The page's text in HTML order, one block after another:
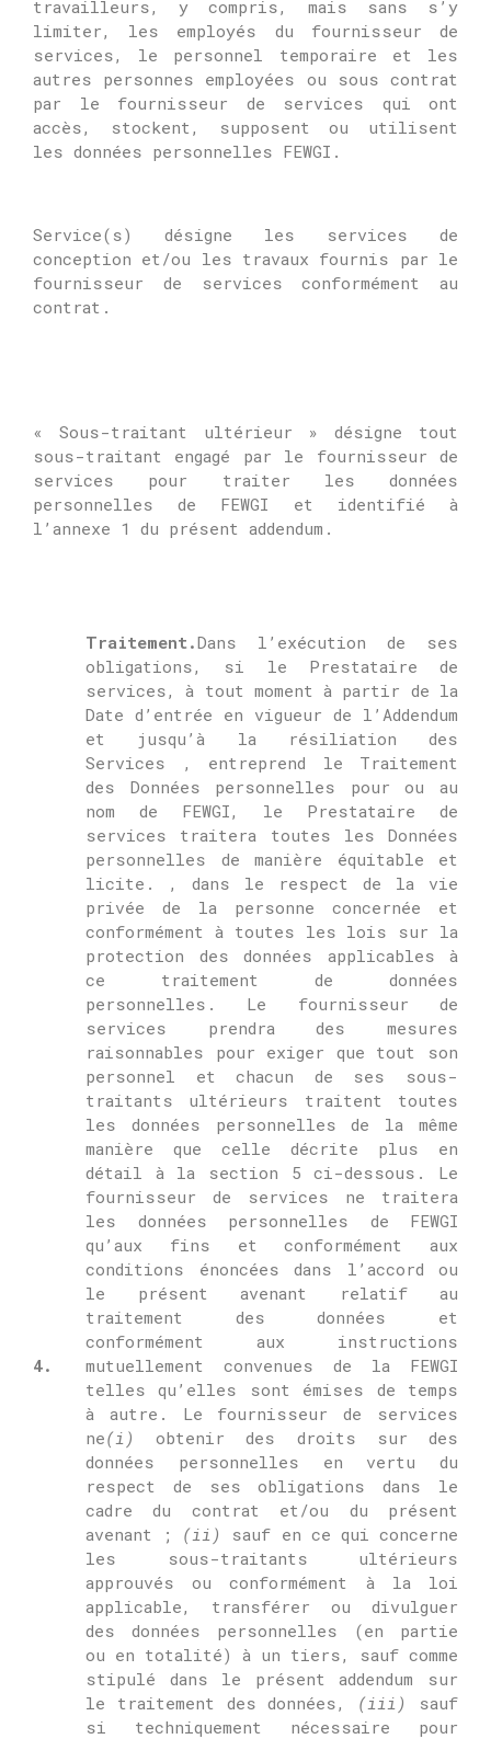
travailleurs, y compris, mais sans s’y
limiter, les employés du fournisseur de
services, le personnel temporaire et les
autres personnes employées ou sous contrat
par le fournisseur de services qui ont
accès, stockent, supposent ou utilisent
les données personnelles FEWGI.
Service(s) désigne les services de
conception et/ou les travaux fournis par le
fournisseur de services conformément au
contrat.
« Sous-traitant ultérieur » désigne tout
sous-traitant engagé par le fournisseur de
services pour traiter les données
personnelles de FEWGI et identifié à
l’annexe 1 du présent addendum.
4.
Traitement.Dans l’exécution de ses
obligations, si le Prestataire de
services, à tout moment à partir de la
Date d’entrée en vigueur de l’Addendum
et jusqu’à la résiliation des
Services , entreprend le Traitement
des Données personnelles pour ou au
nom de FEWGI, le Prestataire de
services traitera toutes les Données
personnelles de manière équitable et
licite. , dans le respect de la vie
privée de la personne concernée et
conformément à toutes les lois sur la
protection des données applicables à
ce traitement de données
personnelles. Le fournisseur de
services prendra des mesures
raisonnables pour exiger que tout son
personnel et chacun de ses sous-
traitants ultérieurs traitent toutes
les données personnelles de la même
manière que celle décrite plus en
détail à la section 5 ci-dessous. Le
fournisseur de services ne traitera
les données personnelles de FEWGI
qu’aux fins et conformément aux
conditions énoncées dans l’accord ou
le présent avenant relatif au
traitement des données et
conformément aux instructions
mutuellement convenues de la FEWGI
telles qu’elles sont émises de temps
à autre. Le fournisseur de services
ne(i)
obtenir des droits sur des
données personnelles en vertu du
respect de ses obligations dans le
cadre du contrat et/ou du présent
avenant ; (ii)
sauf en ce qui concerne
les sous-traitants ultérieurs
approuvés ou conformément à la loi
applicable, transférer ou divulguer
des données personnelles (en partie
ou en totalité) à un tiers, sauf comme
stipulé dans le présent addendum sur
le traitement des données, (iii)
sauf
si techniquement nécessaire pour